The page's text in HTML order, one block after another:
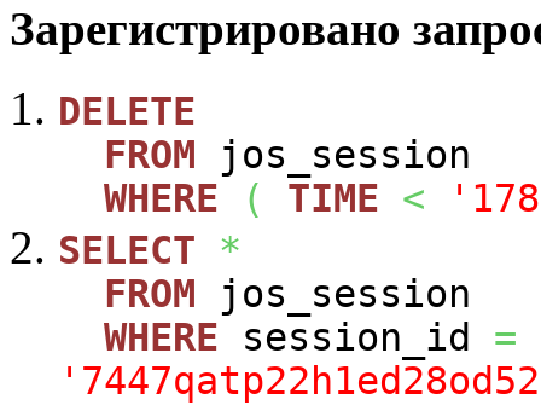
Зарегистрировано
DELETE
FROM jos_session
WHERE
( TIME <
SELECT
*
FROM jos_session
WHERE session_id =